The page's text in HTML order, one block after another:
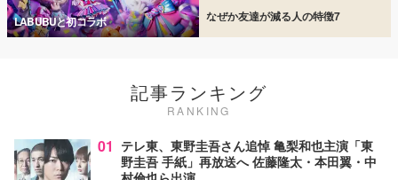
LABUBUと初コラボ なぜか友達が減る人の特徴7
記事ランキング
RANKING
01 テレ東、東野圭吾さん追悼 亀梨和也主演「東
野圭吾 手紙」再放送へ 佐藤隆太・本田翼・中